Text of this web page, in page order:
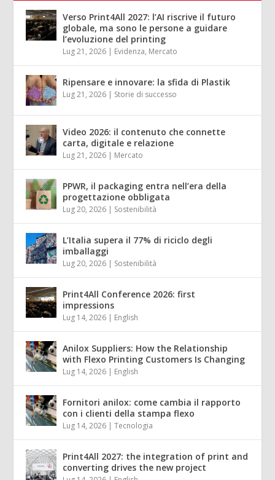
Verso Print4All 2027: l’AI riscrive il futuro
globale, ma sono le persone a guidare
l’evoluzione del printing
Lug 21, 2026 | Evidenza, Mercato
Ripensare e innovare: la sfida di Plastik
Lug 21, 2026 | Storie di successo
Video 2026: il contenuto che connette
carta, digitale e relazione
Lug 21, 2026 | Mercato
PPWR, il packaging entra nell’era della
progettazione obbligata
Lug 20, 2026 | Sostenibilità
L’Italia supera il 77% di riciclo degli
imballaggi
Lug 20, 2026 | Sostenibilità
Print4All Conference 2026: first
impressions
Lug 14, 2026 | English
Anilox Suppliers: How the Relationship
with Flexo Printing Customers Is Changing
Lug 14, 2026 | English
Fornitori anilox: come cambia il rapporto
con i clienti della stampa flexo
Lug 14, 2026 |Tecnologia
Print4All 2027: the integration of print and
converting drives the new project